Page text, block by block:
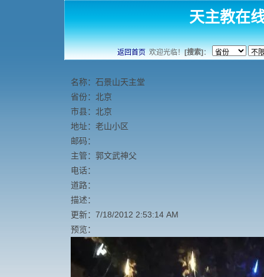
天主教在
返回首页欢迎光临！[搜索]：
名称：石景山天主堂
省份：北京
市县：北京
地址：老山小区
邮码：
主管：郭文武神父
电话：
道路：
描述：
更新：7/18/2012 2:53:14 AM
预览：